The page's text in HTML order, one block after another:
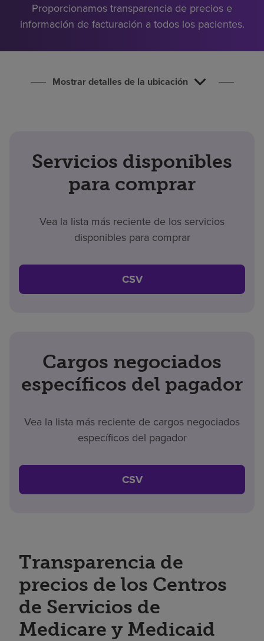
Proporcionamos transparencia de precios e
información de facturación a todos los pacientes.
Mostrar detalles de la ubicación
Servicios disponibles
para comprar
Vea la lista más reciente de los servicios
disponibles para comprar
CSV
Cargos negociados
específicos del pagador
Vea la lista más reciente de cargos negociados
específicos del pagador
CSV
Transparencia de
precios de los Centros
de Servicios de
Medicare y Medicaid